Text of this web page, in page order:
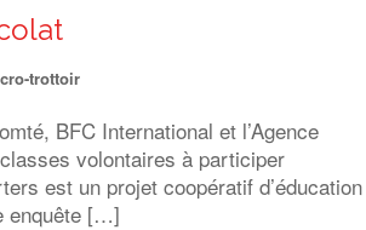
trottoir
BFC International et l’Agence
volontaires à participer
est un projet coopératif d’éducation
enquête […]